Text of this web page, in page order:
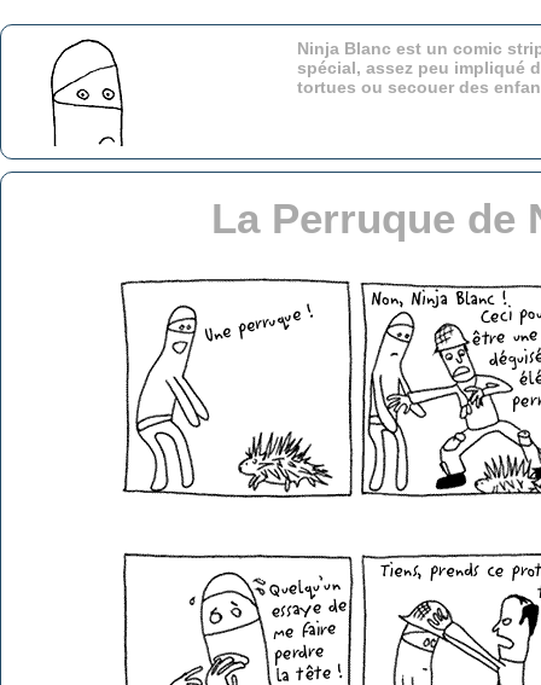
Ninja Blanc est un comic
spécial, assez peu impliqué
tortues ou secouer des
La Perruque de